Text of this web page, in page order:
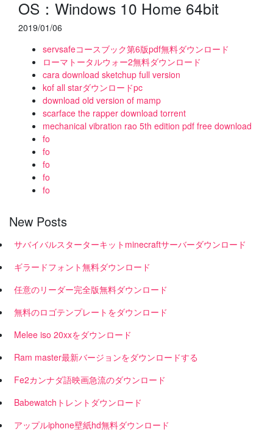
OS：Windows 10 Home 64bit
2019/01/06
servsafeコースブック第6版pdf無料ダウンロード
ローマトータルウォー2無料ダウンロード
cara download sketchup full version
kof all starダウンロードpc
download old version of mamp
scarface the rapper download torrent
mechanical vibration rao 5th edition pdf free download
fo
fo
fo
fo
fo
New Posts
サバイバルスターターキットminecraftサーバーダウンロード
ギラードフォント無料ダウンロード
任意のリーダー完全版無料ダウンロード
無料のロゴテンプレートをダウンロード
Melee iso 20xxをダウンロード
Ram master最新バージョンをダウンロードする
Fe2カンナダ語映画急流のダウンロード
Babewatchトレントダウンロード
アップルiphone壁紙hd無料ダウンロード